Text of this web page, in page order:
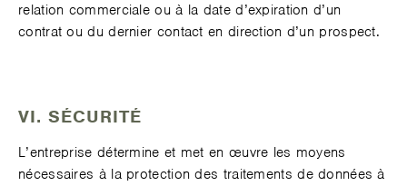
relation commerciale ou à la date d’expiration d’un
contrat ou du dernier contact en direction d’un prospect.
VI. SÉCURITÉ
L’entreprise détermine et met en œuvre les moyens
nécessaires à la protection des traitements de données à